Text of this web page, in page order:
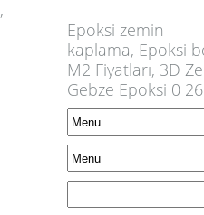
,
Epoksi zemin
kaplama, Epoksi
M2 Fiyatları, 3D
Gebze Epoksi 0